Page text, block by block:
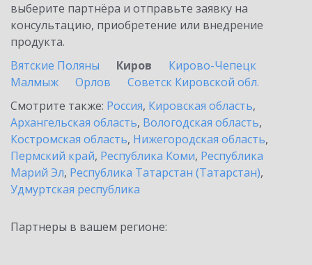
выберите партнёра и отправьте заявку на
консультацию, приобретение или внедрение
продукта.
Вятские Поляны
Киров
Кирово-Чепецк
Малмыж
Орлов
Советск Кировской обл.
Смотрите также: Россия, Кировская область,
Архангельская область, Вологодская область,
Костромская область, Нижегородская область,
Пермский край, Республика Коми, Республика
Марий Эл, Республика Татарстан (Татарстан),
Удмуртская республика
Партнеры в вашем регионе: